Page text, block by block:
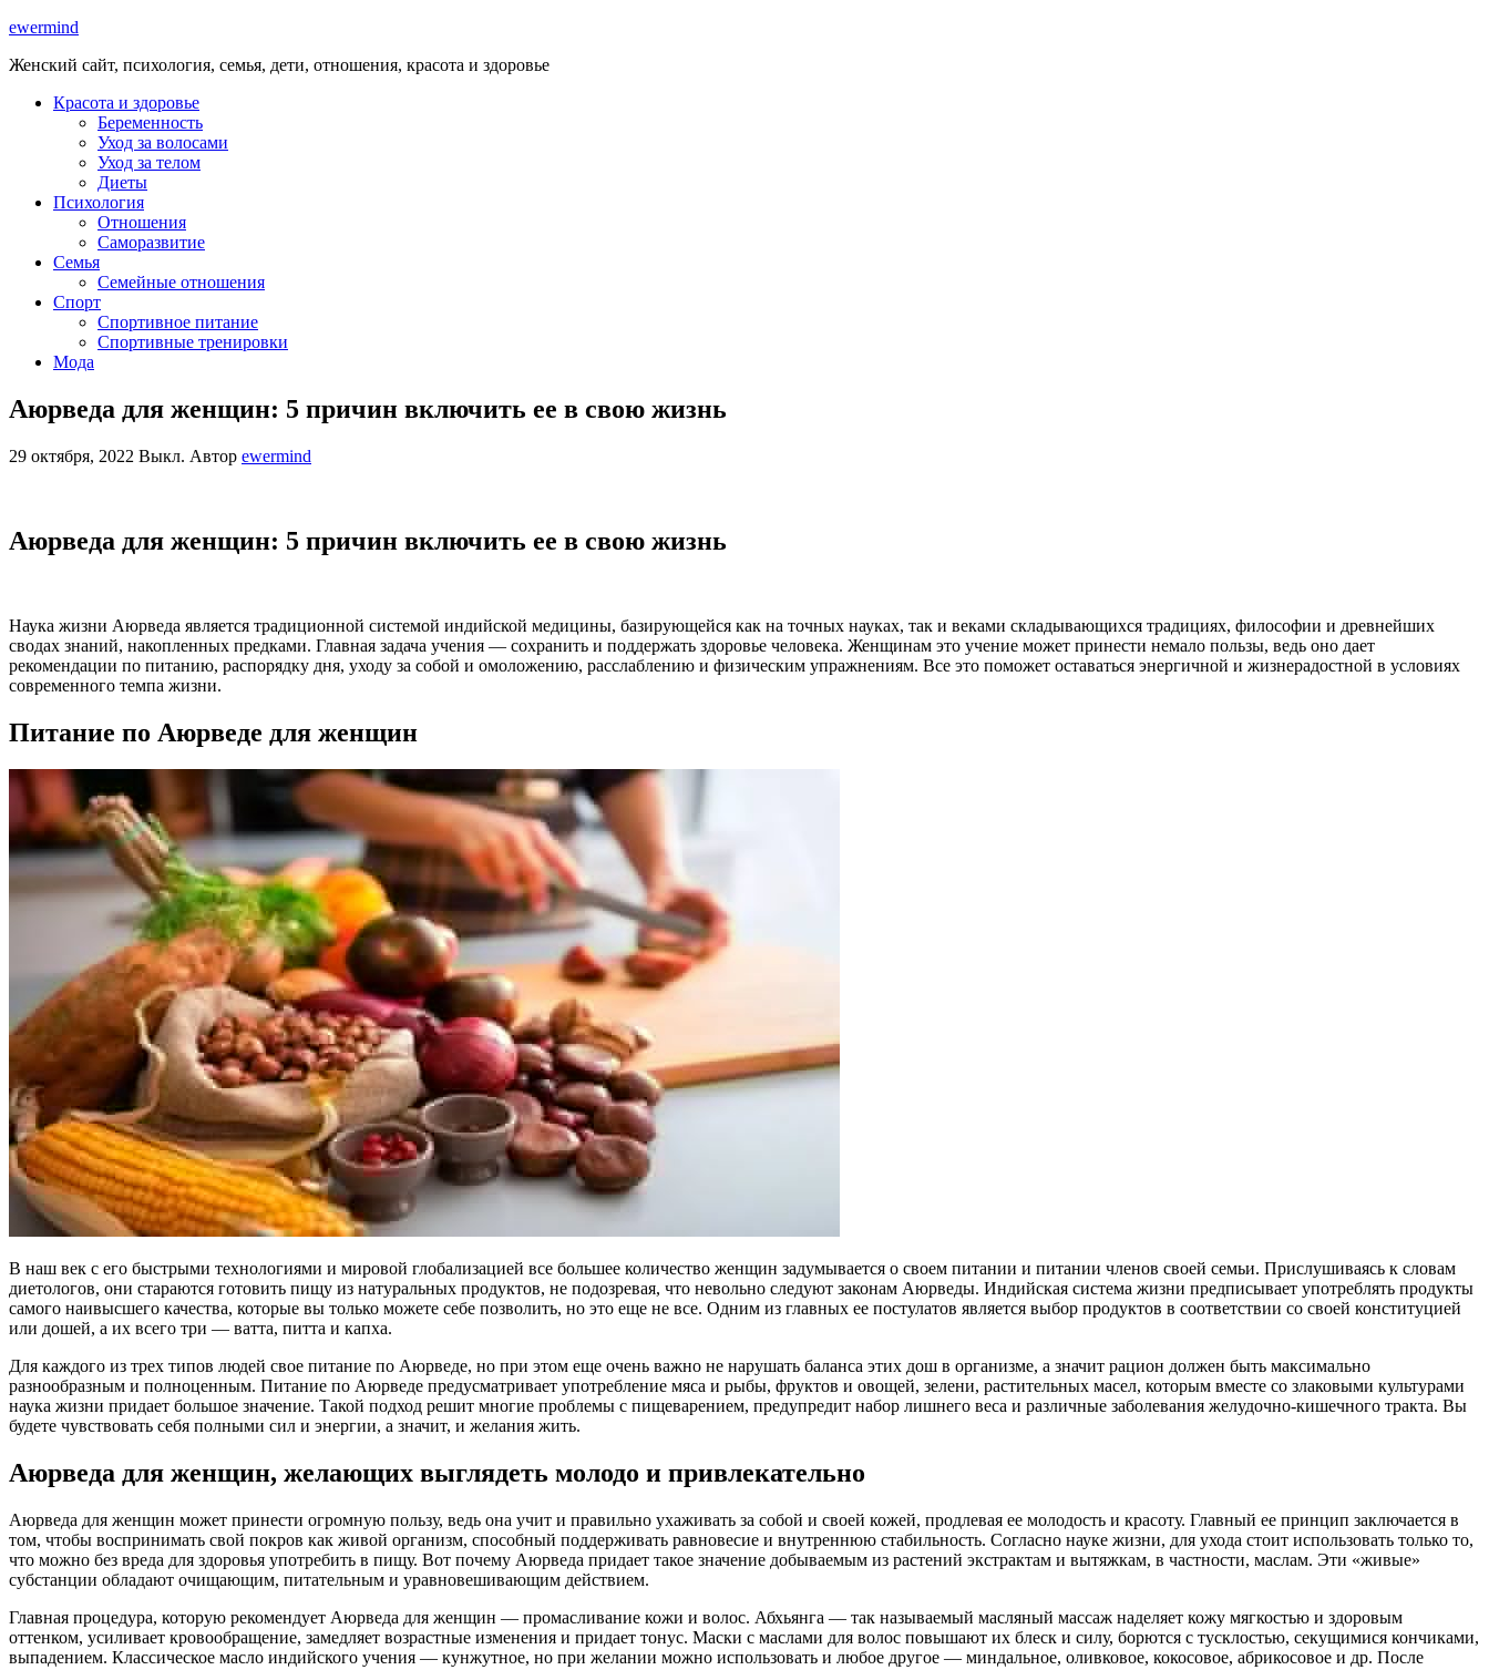
ewermind
Женский сайт, психология, семья, дети, отношения, красота и здоровье
Красота и здоровье
Беременность
Уход за волосами
Уход за телом
Диеты
Психология
Отношения
Саморазвитие
Семья
Семейные отношения
Спорт
Спортивное питание
Спортивные тренировки
Мода
Аюрведа для женщин: 5 причин включить ее в свою жизнь
29 октября, 2022 Выкл. Автор ewermind
Аюрведа для женщин: 5 причин включить ее в свою жизнь
Наука жизни Аюрведа является традиционной системой индийской медицины, базирующейся как на точных науках, так и веками складывающихся традициях, философии и древнейших
сводах знаний, накопленных предками. Главная задача учения — сохранить и поддержать здоровье человека. Женщинам это учение может принести немало пользы, ведь оно дает
рекомендации по питанию, распорядку дня, уходу за собой и омоложению, расслаблению и физическим упражнениям. Все это поможет оставаться энергичной и жизнерадостной в условиях
современного темпа жизни.
Питание по Аюрведе для женщин
В наш век с его быстрыми технологиями и мировой глобализацией все большее количество женщин задумывается о своем питании и питании членов своей семьи. Прислушиваясь к словам
диетологов, они стараются готовить пищу из натуральных продуктов, не подозревая, что невольно следуют законам Аюрведы. Индийская система жизни предписывает употреблять продукты
самого наивысшего качества, которые вы только можете себе позволить, но это еще не все. Одним из главных ее постулатов является выбор продуктов в соответствии со своей конституцией
или дошей, а их всего три — ватта, питта и капха.
Для каждого из трех типов людей свое питание по Аюрведе, но при этом еще очень важно не нарушать баланса этих дош в организме, а значит рацион должен быть максимально
разнообразным и полноценным. Питание по Аюрведе предусматривает употребление мяса и рыбы, фруктов и овощей, зелени, растительных масел, которым вместе со злаковыми культурами
наука жизни придает большое значение. Такой подход решит многие проблемы с пищеварением, предупредит набор лишнего веса и различные заболевания желудочно-кишечного тракта. Вы
будете чувствовать себя полными сил и энергии, а значит, и желания жить.
Аюрведа для женщин, желающих выглядеть молодо и привлекательно
Аюрведа для женщин может принести огромную пользу, ведь она учит и правильно ухаживать за собой и своей кожей, продлевая ее молодость и красоту. Главный ее принцип заключается в
том, чтобы воспринимать свой покров как живой организм, способный поддерживать равновесие и внутреннюю стабильность. Согласно науке жизни, для ухода стоит использовать только то,
что можно без вреда для здоровья употребить в пищу. Вот почему Аюрведа придает такое значение добываемым из растений экстрактам и вытяжкам, в частности, маслам. Эти «живые»
субстанции обладают очищающим, питательным и уравновешивающим действием.
Главная процедура, которую рекомендует Аюрведа для женщин — промасливание кожи и волос. Абхьянга — так называемый масляный массаж наделяет кожу мягкостью и здоровым
оттенком, усиливает кровообращение, замедляет возрастные изменения и придает тонус. Маски с маслами для волос повышают их блеск и силу, борются с тусклостью, секущимися кончиками,
выпадением. Классическое масло индийского учения — кунжутное, но при желании можно использовать и любое другое — миндальное, оливковое, кокосовое, абрикосовое и др. После